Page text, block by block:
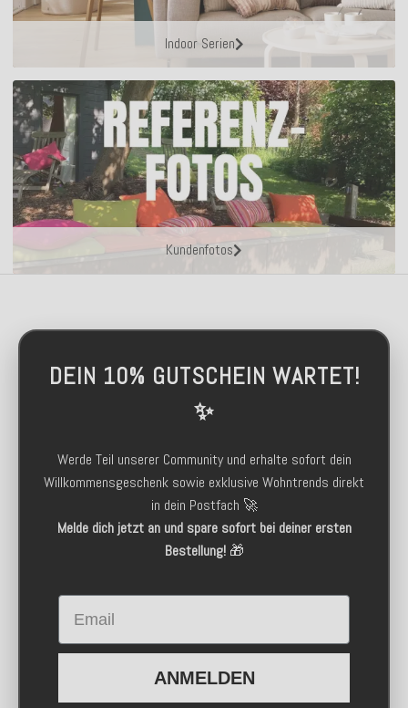
Indoor Serien
Kundenfotos
DEIN 10% GUTSCHEIN WARTET!
✨
Werde Teil unserer Community und erhalte sofort dein
Willkommensgeschenk sowie exklusive Wohntrends direkt
in dein Postfach 🚀
Melde dich jetzt an und spare sofort bei deiner ersten
Bestellung!🎁
Email
ANMELDEN